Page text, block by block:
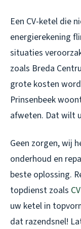
Een CV-ketel die
energierekening
situaties
zoals Breda
grote kosten
Prinsenbeek
afweten. Dat wilt
Geen zorgen, wij
onderhoud en
beste oplossing.
topdienst zoals
uw ketel in
dat razendsnel!